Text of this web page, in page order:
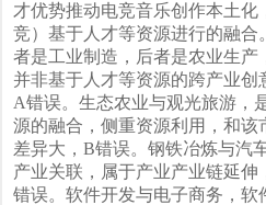
才优势推动电竞音乐创作本土
竞）基于人才等资源进行的融
者是工业制造，后者是农业生产
并非基于人才等资源的跨产业创
A错误。生态农业与观光旅游，
源的融合，侧重资源利用，和
差异大，B错误。钢铁冶炼与汽
产业关联，属于产业产业链延伸
错误。软件开发与电子商务，